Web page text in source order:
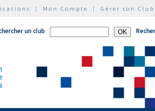
| Mon Compte | Gérer son Club
un club